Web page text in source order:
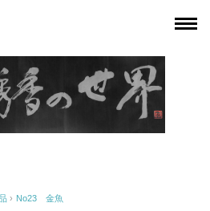
› No23 金魚